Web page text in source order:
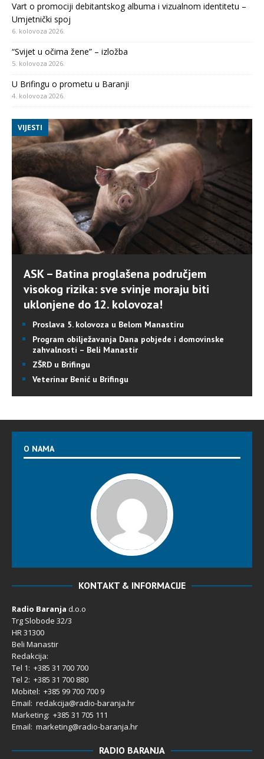
Vart o promociji debitantskog albuma i vizualnom identitetu –
Umjetnički spoj
6. kolovoza 2026.
“Svijet u očima žene” – izložba
5. kolovoza 2026.
U Brifingu o prometu u Baranji
4. kolovoza 2026.
VIJESTI
ASK – Batina proglašena područjem
visokog rizika: sve svinje moraju biti
uklonjene do 12. kolovoza!
Proslava 5. kolovoza u Belom Manastiru
Program obilježavanja Dana pobjede i domovinske
zahvalnosti – Beli Manastir
ZŠRD u Brifingu
Veterinar Benić u Brifingu
O NAMA
KONTAKT & INFORMACIJE
Radio Baranja d.o.o
Trg Slobode 32/3
HR 31300
Beli Manastir
Redakcija:
Tel 1: +385 31 700 700
Tel 2: +385 31 700 880
Mobitel: +385 99 700 700 9
Email: redakcija@radio-baranja.hr
Marketing: +385 31 705 111
Email: marketing@radio-baranja.hr
RADIO BARANJA